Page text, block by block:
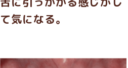
て気になる。